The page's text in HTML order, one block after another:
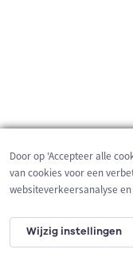
3 km
Door op 'Accepteer alle
van cookies voor een
websiteverkeersanalyse
Wijzig instellingen